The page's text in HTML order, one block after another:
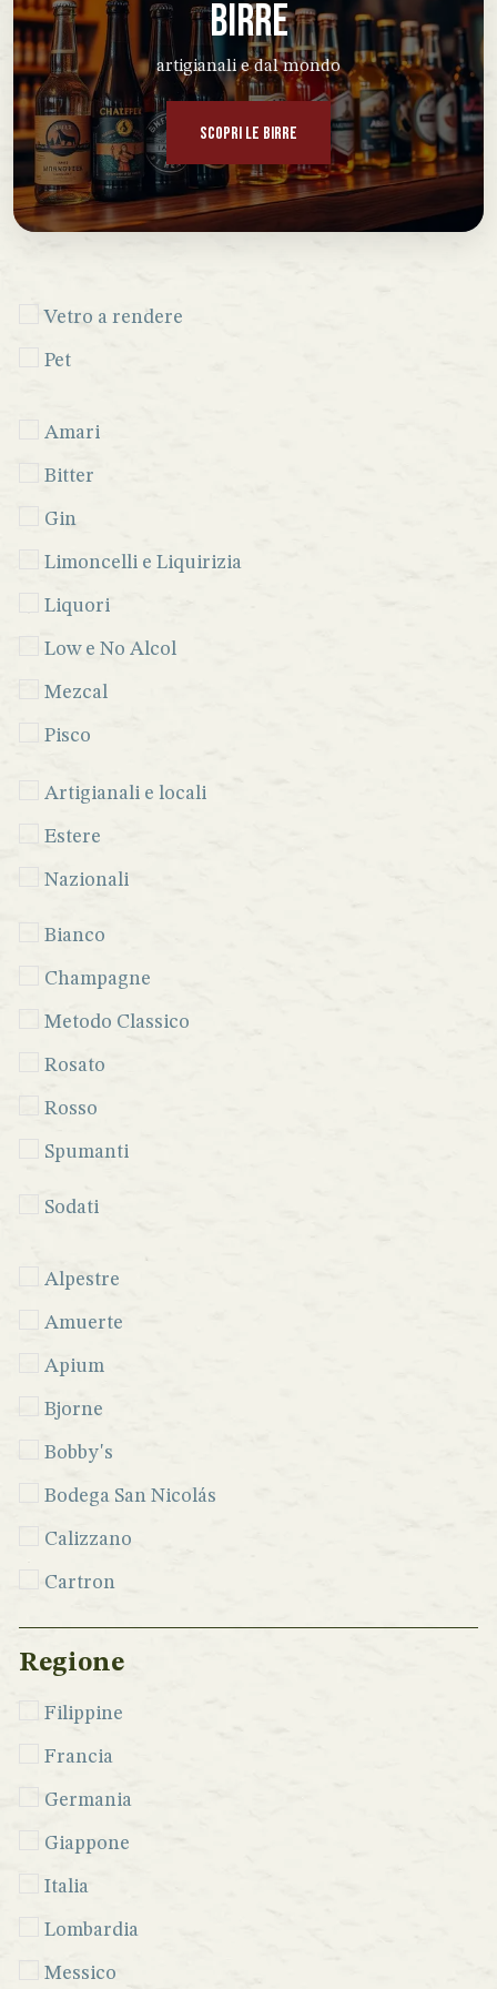
BIRRE
artigianali e dal mondo
SCOPRI LE BIRRE
Vetro a rendere
Pet
Amari
Bitter
Gin
Limoncelli e Liquirizia
Liquori
Low e No Alcol
Mezcal
Pisco
Vodka
Artigianali e locali
Estere
Nazionali
Bianco
Champagne
Metodo Classico
Rosato
Rosso
Spumanti
Sodati
Alpestre
Amuerte
Apium
Bjorne
Bobby's
Bodega San Nicolás
Calizzano
Cartron
Casavecchia
Cascina Vengore
Centinari
Cimmaron
Clase Azul
Del Maguey
Del Professore
Diplomatico
Distillering
Regione
Filippine
Francia
Germania
Giappone
Italia
Lombardia
Messico